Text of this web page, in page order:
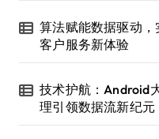
算法赋能数据驱动
客户服务新体验
技术护航：Android
理引领数据流新纪元